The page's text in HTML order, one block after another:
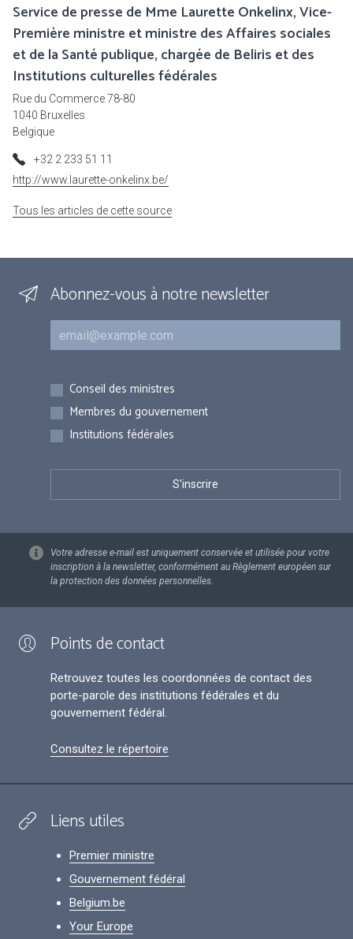
Service de presse de Mme Laurette Onkelinx, Vice-
Première ministre et ministre des Affaires sociales
et de la Santé publique, chargée de Beliris et des
Institutions culturelles fédérales
Rue du Commerce 78-80
1040 Bruxelles
Belgique
+32 2 233 51 11
http://www.laurette-onkelinx.be/
Tous les articles de cette source
Abonnez-vous à notre newsletter
Courriel
Inscriptions
Conseil des ministres
Membres du gouvernement
Institutions fédérales
Votre adresse e-mail est uniquement conservée et utilisée pour votre
inscription à la newsletter, conformément au Règlement européen sur
la protection des données personnelles.
Points de contact
Retrouvez toutes les coordonnées de contact des
porte-parole des institutions fédérales et du
gouvernement fédéral.
Consultez le répertoire
Liens utiles
Premier ministre
Gouvernement fédéral
Belgium.be
Your Europe